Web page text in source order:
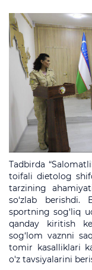
Tadbirda
toifali dietolog
tarzining
so‘zlab
sportning sog‘liq
qanday kiritish
sog‘lom vaznni
tomir kasalliklari
o'z tavsiyalarini